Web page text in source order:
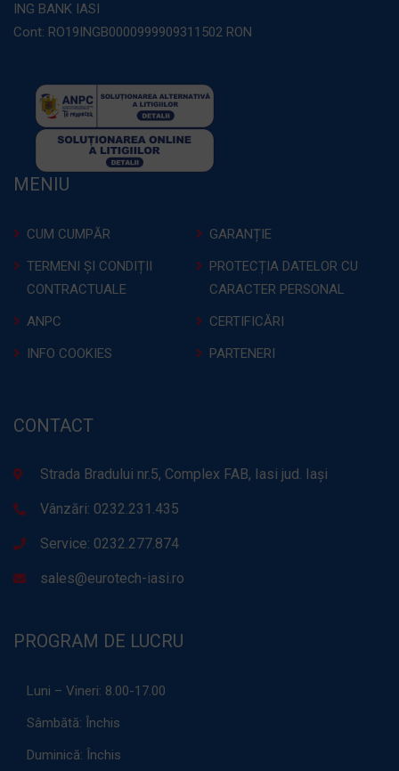
ING BANK IASI
Cont: RO19INGB0000999909311502 RON
MENIU
CUM CUMPĂR
GARANȚIE
TERMENI ȘI CONDIȚII
CONTRACTUALE
PROTECȚIA DATELOR CU
CARACTER PERSONAL
ANPC
CERTIFICĂRI
INFO COOKIES
PARTENERI
CONTACT
Strada Bradului nr.5, Complex FAB, Iasi jud. Iași
Vânzări: 0232.231.435
Service: 0232.277.874
sales@eurotech-iasi.ro
PROGRAM DE LUCRU
Luni – Vineri: 8.00-17.00
Sâmbătă: Închis
Duminică: Închis